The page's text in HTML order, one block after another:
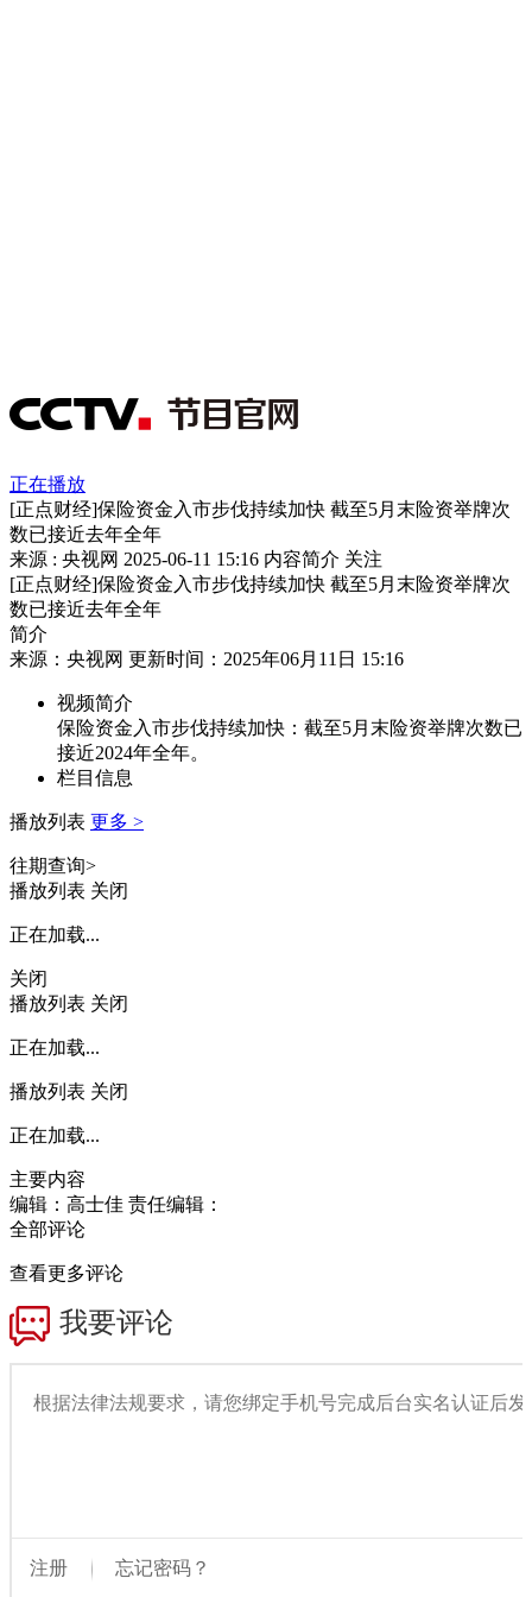
正在播放
[正点财经]保险资金入市步伐持续加快 截至5月末险资举牌次
数已接近去年全年
来源 : 央视网 2025-06-11 15:16 内容简介 关注
[正点财经]保险资金入市步伐持续加快 截至5月末险资举牌次
数已接近去年全年
简介
来源：央视网 更新时间：2025年06月11日 15:16
视频简介
保险资金入市步伐持续加快：截至5月末险资举牌次数已
接近2024年全年。
栏目信息
播放列表 更多 >
往期查询>
播放列表 关闭
正在加载...
关闭
播放列表 关闭
正在加载...
播放列表 关闭
正在加载...
主要内容
编辑：高士佳 责任编辑：
全部评论
查看更多评论